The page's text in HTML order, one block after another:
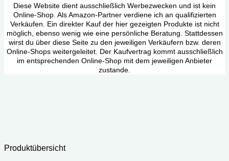
Diese Website dient ausschließlich Werbezwecken und ist kein
Online-Shop. Als Amazon-Partner verdiene ich an qualifizierten
Verkäufen. Ein direkter Kauf der hier gezeigten Produkte ist nicht
möglich, ebenso wenig wie eine persönliche Beratung. Stattdessen
wirst du über diese Seite zu den jeweiligen Verkäufern bzw. deren
Online-Shops weitergeleitet. Der Kaufvertrag kommt ausschließlich
im entsprechenden Online-Shop mit dem jeweiligen Anbieter
zustande.
Produktübersicht